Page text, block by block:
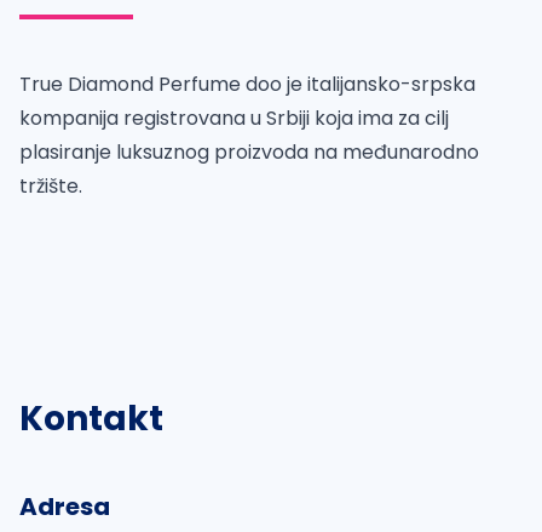
True Diamond Perfume doo je italijansko-srpska
kompanija registrovana u Srbiji koja ima za cilj
plasiranje luksuznog proizvoda na međunarodno
tržište.
Kontakt
Adresa